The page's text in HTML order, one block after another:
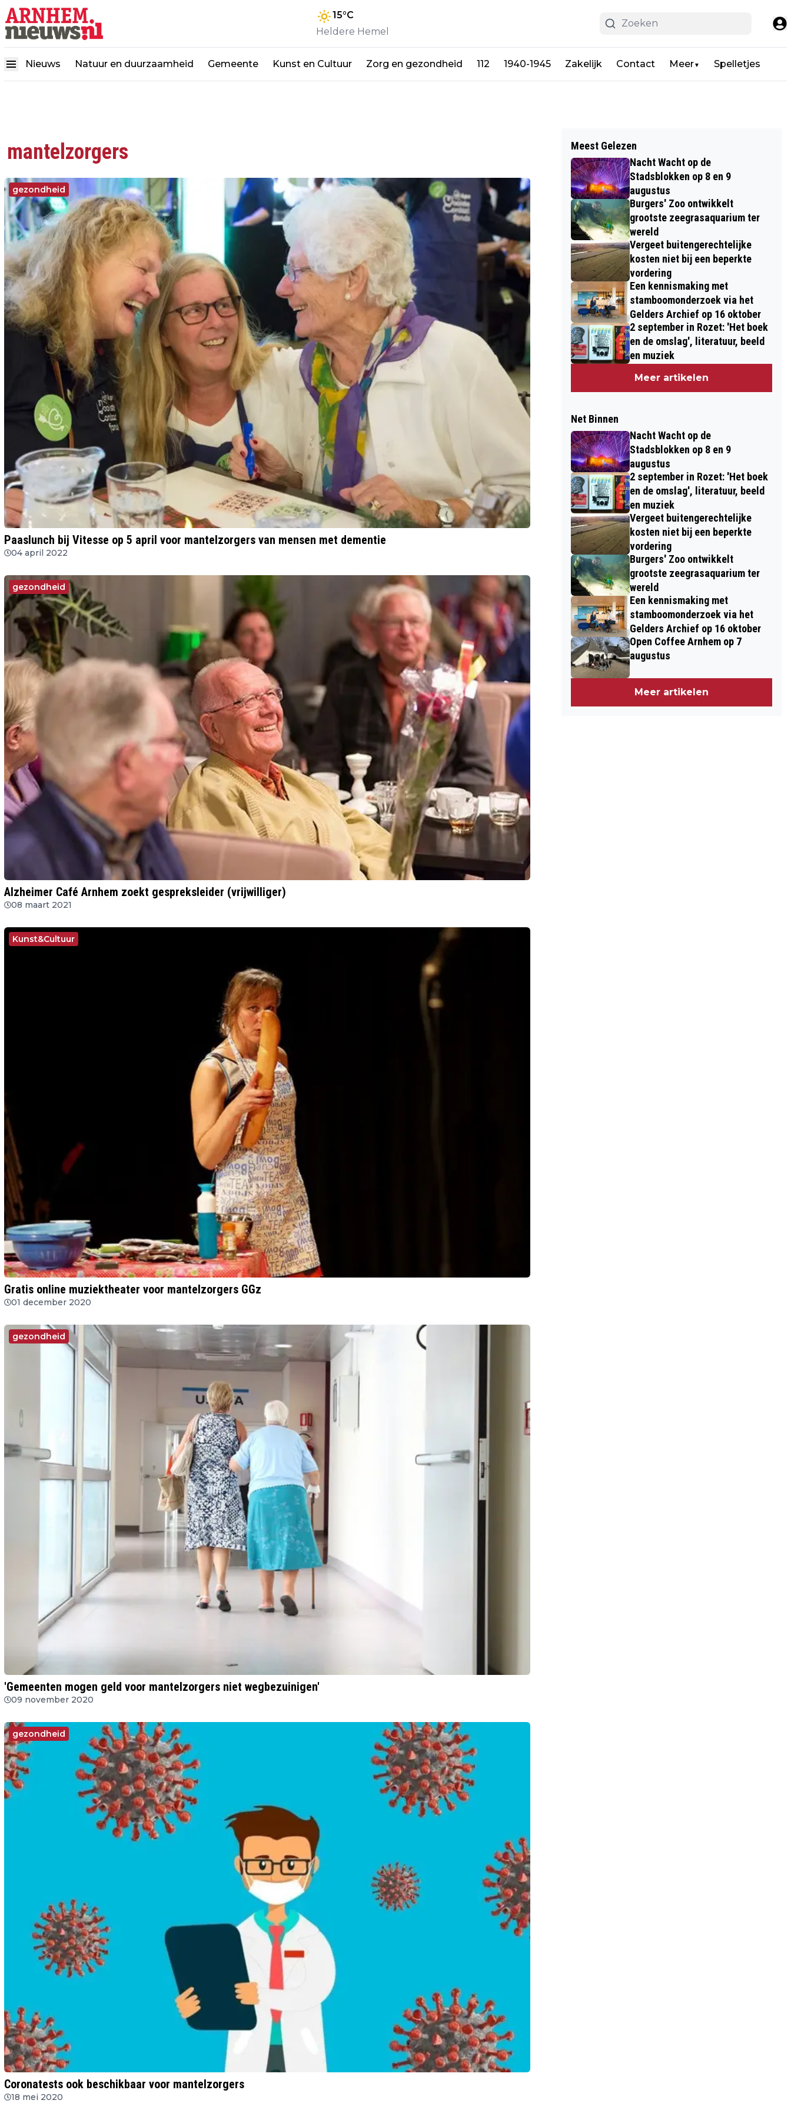
15°C
Heldere Hemel
Nieuws Natuur en duurzaamheid Gemeente Kunst en Cultuur Zorg en gezondheid 112 1940-1945 Zakelijk Contact Meer▼ Spelletjes
mantelzorgers
gezondheid
Paaslunch bij Vitesse op 5 april voor mantelzorgers van mensen met dementie
04 april 2022
gezondheid
Alzheimer Café Arnhem zoekt gespreksleider (vrijwilliger)
08 maart 2021
Kunst&Cultuur
Gratis online muziektheater voor mantelzorgers GGz
01 december 2020
gezondheid
'Gemeenten mogen geld voor mantelzorgers niet wegbezuinigen'
09 november 2020
gezondheid
Coronatests ook beschikbaar voor mantelzorgers
18 mei 2020
Meest Gelezen
Nacht Wacht op de
Stadsblokken op 8 en 9
augustus
Burgers' Zoo ontwikkelt
grootste zeegrasaquarium ter
wereld
Vergeet buitengerechtelijke
kosten niet bij een beperkte
vordering
Een kennismaking met
stamboomonderzoek via het
Gelders Archief op 16 oktober
2 september in Rozet: 'Het boek
en de omslag', literatuur, beeld
en muziek
Meer artikelen
Net Binnen
Nacht Wacht op de
Stadsblokken op 8 en 9
augustus
2 september in Rozet: 'Het boek
en de omslag', literatuur, beeld
en muziek
Vergeet buitengerechtelijke
kosten niet bij een beperkte
vordering
Burgers' Zoo ontwikkelt
grootste zeegrasaquarium ter
wereld
Een kennismaking met
stamboomonderzoek via het
Gelders Archief op 16 oktober
Open Coffee Arnhem op 7
augustus
Meer artikelen